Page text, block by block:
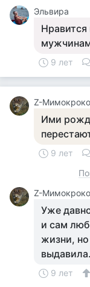
Эльвира
9 лет
Z-
Ими
9 лет
Z-
Уже
и сам
жизни, но
выдавила.
9 лет